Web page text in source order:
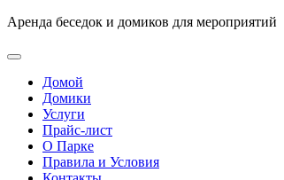
Аренда беседок и домиков для мероприятий
Домой
Домики
Услуги
Прайс-лист
О Парке
Правила и Условия